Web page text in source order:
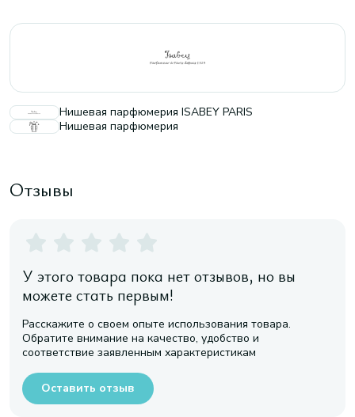
Нишевая парфюмерия ISABEY PARIS
Нишевая парфюмерия
Отзывы
У этого товара пока нет отзывов, но вы
можете стать первым!
Расскажите о своем опыте использования товара.
Обратите внимание на качество, удобство и
соответствие заявленным характеристикам
Оставить отзыв